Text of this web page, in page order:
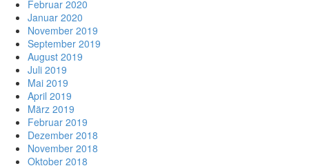
Februar 2020
Januar 2020
November 2019
September 2019
August 2019
Juli 2019
Mai 2019
April 2019
März 2019
Februar 2019
Dezember 2018
November 2018
Oktober 2018